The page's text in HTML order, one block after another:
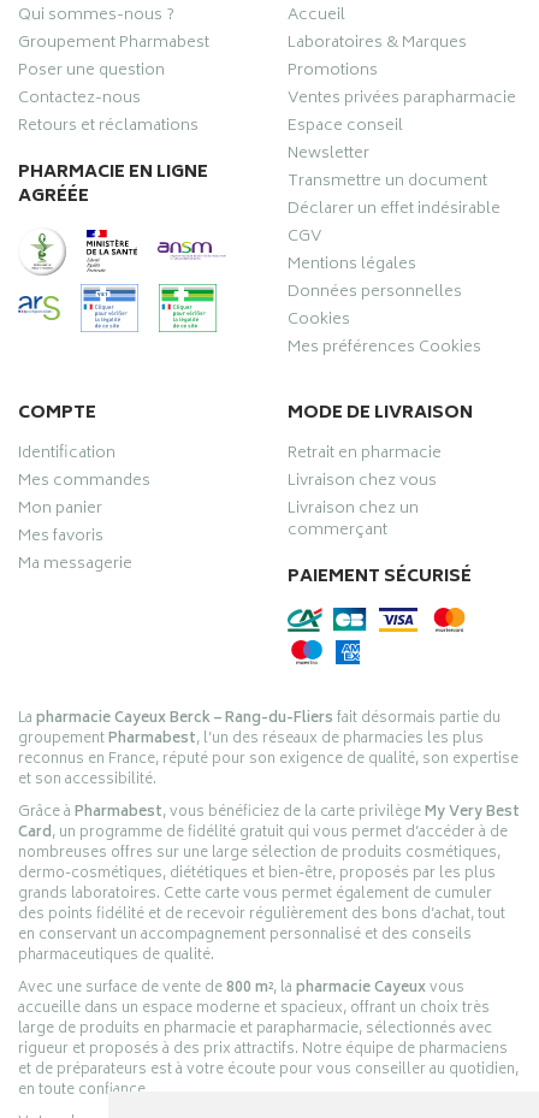
Qui sommes-nous ?
Groupement Pharmabest
Poser une question
Contactez-nous
Retours et réclamations
PHARMACIE EN LIGNE
AGRÉÉE
Accueil
Laboratoires & Marques
Promotions
Ventes privées parapharmacie
Espace conseil
Newsletter
Transmettre un document
Déclarer un effet indésirable
CGV
Mentions légales
Données personnelles
Cookies
Mes préférences Cookies
COMPTE
Identification
Mes commandes
Mon panier
Mes favoris
Ma messagerie
MODE DE LIVRAISON
Retrait en pharmacie
Livraison chez vous
Livraison chez un
commerçant
PAIEMENT SÉCURISÉ
Lapharmacie Cayeux Berck – Rang-du-Fliersfait désormais partie du
groupementPharmabest, l’un des réseaux de pharmacies les plus
reconnus en France, réputé pour son exigence de qualité, son expertise
et son accessibilité.
Grâce àPharmabest, vous bénéficiez de la carte privilègeMy Very Best
Card, un programme de fidélité gratuit qui vous permet d’accéder à de
nombreuses offres sur une large sélection de produits cosmétiques,
dermo-cosmétiques, diététiques et bien-être, proposés par les plus
grands laboratoires. Cette carte vous permet également de cumuler
des points fidélité et de recevoir régulièrement des bons d’achat, tout
en conservant un accompagnement personnalisé et des conseils
pharmaceutiques de qualité.
Avec une surface de vente de800 m², lapharmacie Cayeuxvous
accueille dans un espace moderne et spacieux, offrant un choix très
large de produits en pharmacie et parapharmacie, sélectionnés avec
rigueur et proposés à des prix attractifs. Notre équipe de pharmaciens
et de préparateurs est à votre écoute pour vous conseiller au quotidien,
en toute confiance.